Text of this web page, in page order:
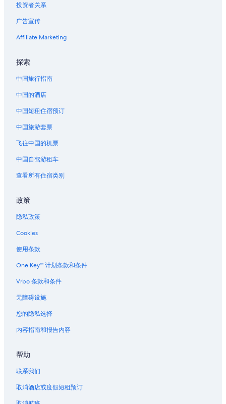
投资者关系
广告宣传
Affiliate Marketing
探索
中国旅行指南
中国的酒店
中国短租住宿预订
中国旅游套票
飞往中国的机票
中国自驾游租车
查看所有住宿类别
政策
隐私政策
Cookies
使用条款
One Key™ 计划条款和条件
Vrbo 条款和条件
无障碍设施
您的隐私选择
内容指南和报告内容
帮助
联系我们
取消酒店或度假短租预订